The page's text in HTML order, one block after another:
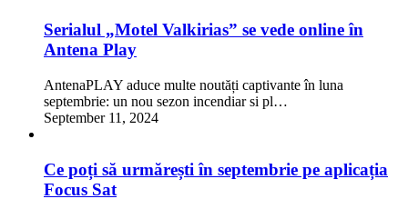
Serialul „Motel Valkirias” se vede online în
Antena Play
AntenaPLAY aduce multe noutăți captivante în luna
septembrie: un nou sezon incendiar si pl…
September 11, 2024
Ce poți să urmărești în septembrie pe aplicația
Focus Sat